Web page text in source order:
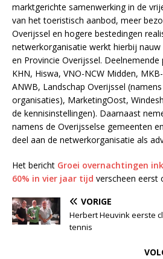
marktgerichte samenwerking in de
van het toeristisch aanbod, meer
Overijssel en hogere bestedingen
netwerkorganisatie werkt hierbij
en Provincie Overijssel. Deelnemende
KHN, Hiswa, VNO-NCW Midden,
ANWB, Landschap Overijssel
organisaties), MarketingOost,
de kennisinstellingen). Daarnaast
namens de Overijsselse gemeenten
deel aan de netwerkorganisatie als
Het bericht Groei overnachtingen
60% in vier jaar tijd verscheen eerst
VORIGE
Herbert Heuvink eerste
tennis